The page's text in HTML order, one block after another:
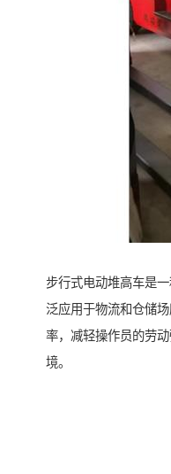
步行式电动堆高车是
泛应用于物流和仓储
率，减轻操作员的劳
境。